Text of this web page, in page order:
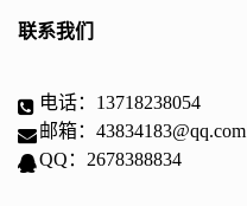
联系我们
电话：13718238054
邮箱：43834183@qq.com
QQ：2678388834